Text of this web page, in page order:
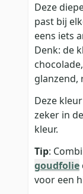
Deze
past bij
eens iets
Denk: de
glanzend,
Deze
zeker in
kleur.
Tip:
goudfolie
voor een